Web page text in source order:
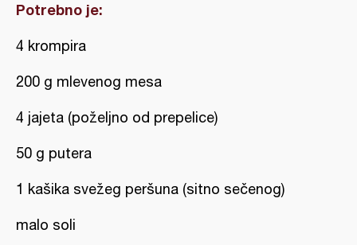
Potrebno je:
4 krompira
200 g mlevenog mesa
4 jajeta (poželjno od prepelice)
50 g putera
1 kašika svežeg peršuna (sitno sečenog)
malo soli